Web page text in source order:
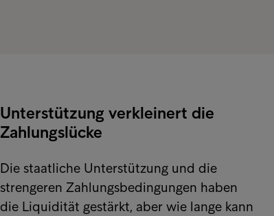
Unterstützung verkleinert die
Zahlungslücke
Die staatliche Unterstützung und die
strengeren Zahlungsbedingungen haben
die Liquidität gestärkt, aber wie lange kann